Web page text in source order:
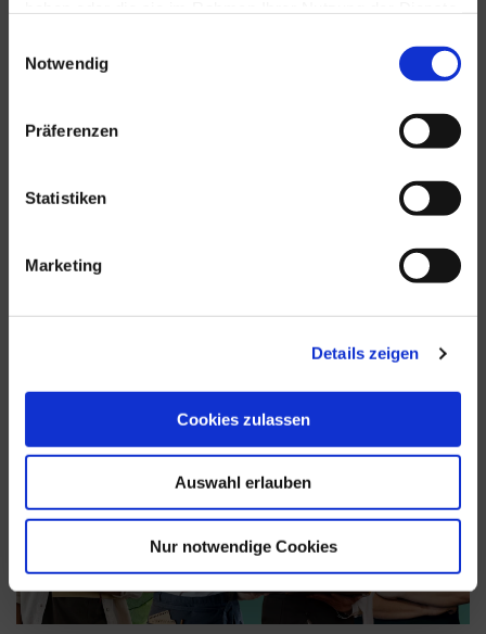
Notwendig
Präferenzen
Statistiken
Marketing
Details zeigen
Cookies zulassen
Auswahl erlauben
Nur notwendige Cookies